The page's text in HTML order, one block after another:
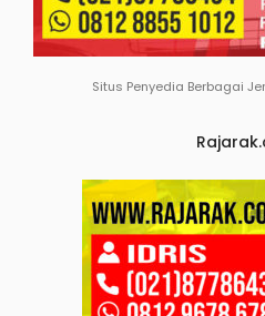
Situs Penyedia Berbagai